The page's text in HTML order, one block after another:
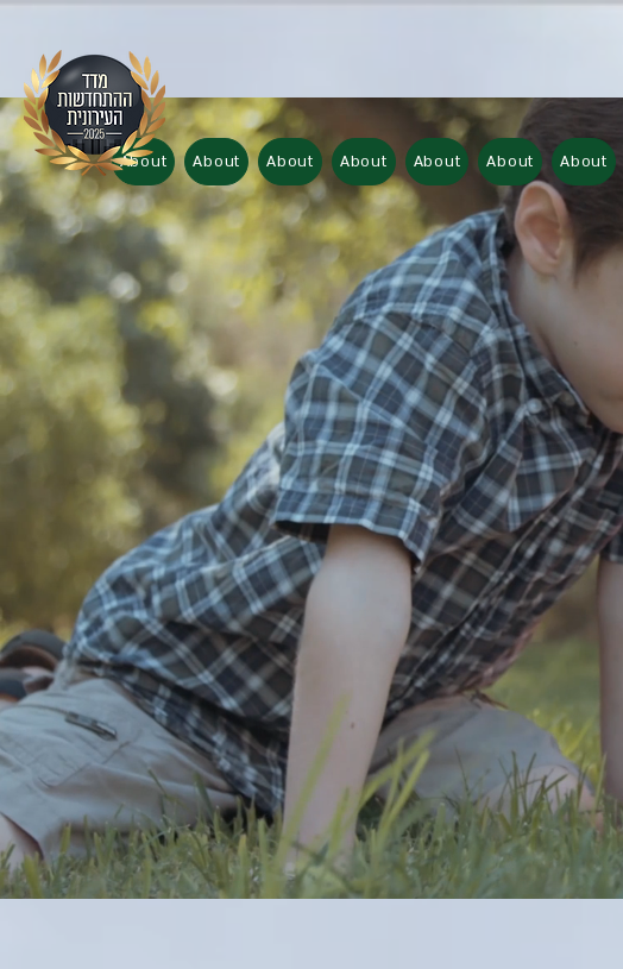
About
About
About
About
About
About
About